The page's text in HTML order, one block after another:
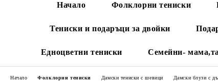
Начало Фолклорни тениски
Тениски и подаръци за двойки
Едноцветни тениски Семейни-
Начало Фолклорни тениски Дамски тениски с шевици Дамски блузи с